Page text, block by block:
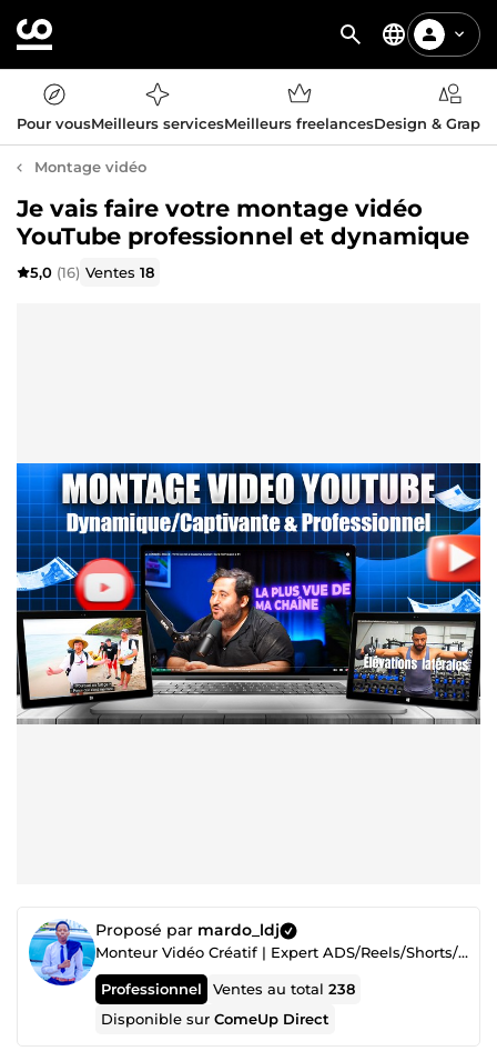
Pour vousMeilleurs servicesMeilleurs freelancesDesign &
Montage vidéo
Je vais faire votre montage vidéo
YouTube professionnel et dynamique
5,0 (16) Ventes18
Proposé par mardo_ldj
Monteur Vidéo Créatif | Expert ADS/Reels/Shorts/VSL & YouTube | Miniamaker🚀
Professionnel Ventes au total238
Disponible surComeUp Direct